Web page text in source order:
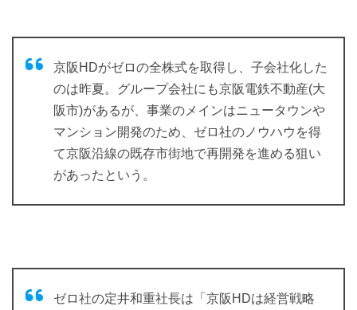
京阪HDがゼロの全株式を取得し、子会社化した
のは昨夏。グループ会社にも京阪電鉄不動産(大
阪市)があるが、事業のメインはニュータウンや
マンション開発のため、ゼロ社のノウハウを得
て京阪沿線の既存市街地で再開発を進める狙い
があったという。
ゼロ社の定井和重社長は「京阪HDは経営戦略